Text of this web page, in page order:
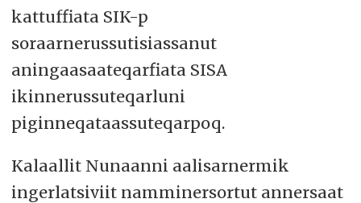
kattuffiata SIK-p
soraarnerussutisiassanut
aningaasaateqarfiata SISA
ikinnerussuteqarluni
piginneqataassuteqarpoq.
Kalaallit Nunaanni aalisarnermik
ingerlatsiviit namminersortut annersaat